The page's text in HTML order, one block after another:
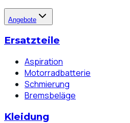
Angebote
Ersatzteile
Aspiration
Motorradbatterie
Schmierung
Bremsbeläge
Kleidung